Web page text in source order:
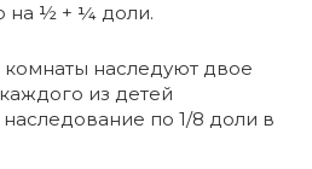
на ½ + ¼ доли.
наследуют двое
из детей
по 1/8 доли в